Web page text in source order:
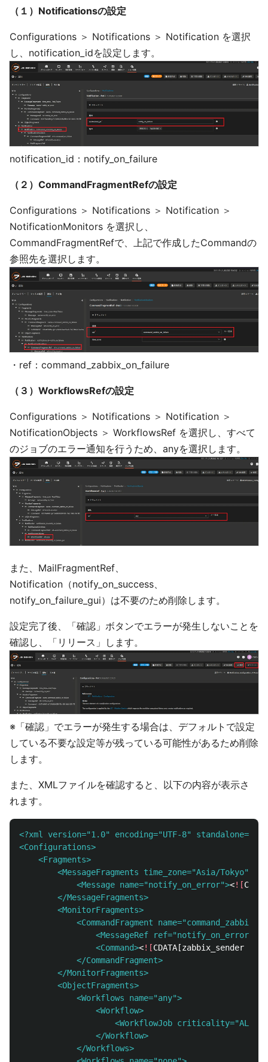
（１）Notificationsの設定
Configurations ＞ Notifications ＞ Notification を選択
し、notification_idを設定します。
notification_id：notify_on_failure
（２）CommandFragmentRefの設定
Configurations ＞ Notifications ＞ Notification ＞
NotificationMonitors を選択し、
CommandFragmentRefで、上記で作成したCommandの
参照先を選択します。
・ref：command_zabbix_on_failure
（３）WorkflowsRefの設定
Configurations ＞ Notifications ＞ Notification ＞
NotificationObjects ＞ WorkflowsRef を選択し、すべて
のジョブのエラー通知を行うため、anyを選択します。
また、MailFragmentRef、
Notification（notify_on_success、
notify_on_failure_gui）は不要のため削除します。
設定完了後、「確認」ボタンでエラーが発生しないことを
確認し、「リリース」します。
※「確認」でエラーが発生する場合は、デフォルトで設定
している不要な設定等が残っている可能性があるため削除
します。
また、XMLファイルを確認すると、以下の内容が表示さ
れます。
<?xml version="1.0" encoding="UTF-8"
<Configurations>
    <Fragments>
        <MessageFragments time_zone="Asia/Tokyo">
            <Message name="notify_on_error">
<![
        </MessageFragments>
        <MonitorFragments>
<CommandFragment
                <MessageRef ref="notify_on_error"/>
                <Command>
<![CDATA[zabbix_sender
            </CommandFragment>
        </MonitorFragments>
        <ObjectFragments>
            <Workflows name="any">
                <Workflow>
                    <WorkflowJob criticality="ALL"/>
                </Workflow>
            </Workflows>